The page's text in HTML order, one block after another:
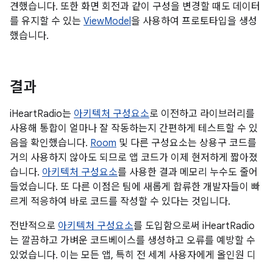
견했습니다. 또한 화면 회전과 같이 구성을 변경할 때도 데이터
를 유지할 수 있는 ViewModel을 사용하여 프로토타입을 생성
했습니다.
결과
iHeartRadio는 아키텍처 구성요소로 이전하고 라이브러리를
사용해 통합이 얼마나 잘 작동하는지 간편하게 테스트할 수 있
음을 확인했습니다. Room 및 다른 구성요소는 상용구 코드를
거의 사용하지 않아도 되므로 앱 코드가 이제 현저하게 짧아졌
습니다. 아키텍처 구성요소를 사용한 결과 메모리 누수도 줄어
들었습니다. 또 다른 이점은 팀에 새롭게 합류한 개발자들이 빠
르게 적응하여 바로 코드를 작성할 수 있다는 것입니다.
전반적으로 아키텍처 구성요소를 도입함으로써 iHeartRadio
는 깔끔하고 가벼운 코드베이스를 생성하고 오류를 예방할 수
있었습니다. 이는 모든 앱, 특히 전 세계 사용자에게 올인원 디